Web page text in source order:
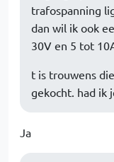
trafospanning
dan wil ik ook
30V en 5 tot
t is trouwens
gekocht. had ik
Ja